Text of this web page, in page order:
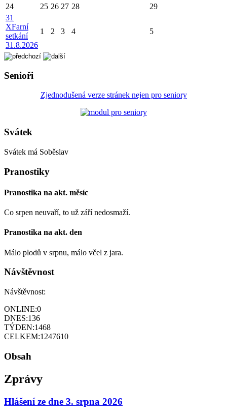
24
25 26 27 28
29
31
XFarní
setkání
31.8.2026
1 2 3 4 5
Senioři
Zjednodušená verze stránek nejen pro seniory
Svátek
Svátek má Soběslav
Pranostiky
Pranostika na akt. měsíc
Co srpen neuvaří, to už září nedosmaží.
Pranostika na akt. den
Málo plodů v srpnu, málo včel z jara.
Návštěvnost
Návštěvnost:
ONLINE:0
DNES:136
TÝDEN:1468
CELKEM:1247610
Obsah
Zprávy
Hlášení ze dne 3. srpna 2026